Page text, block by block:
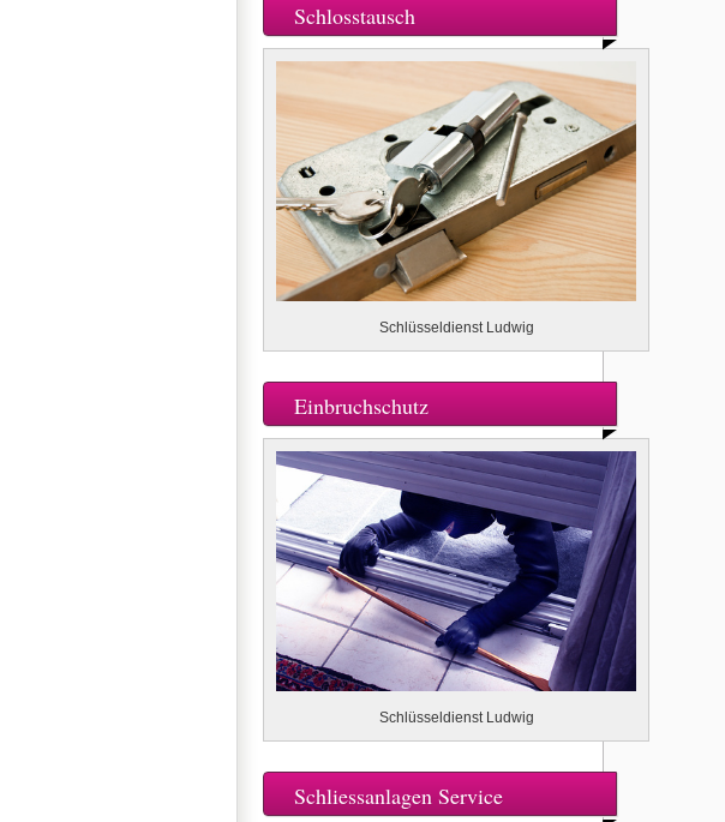
Schlosstausch
Schlüsseldienst Ludwig
Einbruchschutz
Schlüsseldienst Ludwig
Schliessanlagen Service